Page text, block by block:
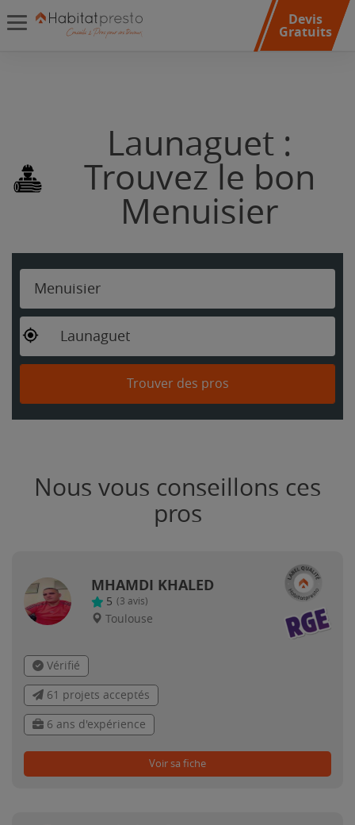
Devis
Gratuits
Launaguet :
Trouvez le bon
Menuisier
Menuisier
Launaguet
Trouver des pros
Nous vous conseillons ces
pros
MHAMDI KHALED
5 (3 avis)
Toulouse
Vérifié
61 projets acceptés
6 ans d'expérience
Voir sa fiche